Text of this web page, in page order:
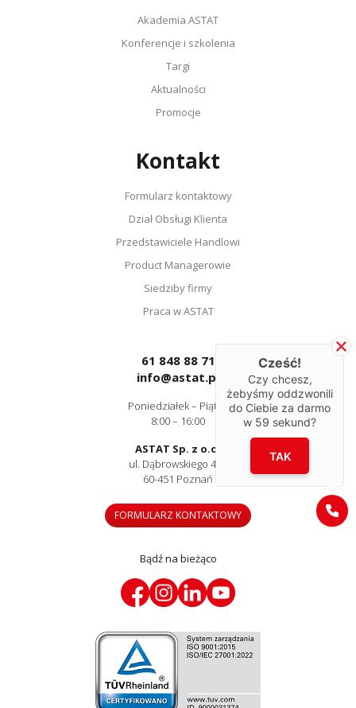
Akademia ASTAT
Konferencje i szkolenia
Targi
Aktualności
Promocje
Kontakt
Formularz kontaktowy
Dział Obsługi Klienta
Przedstawiciele Handlowi
Product Managerowie
Siedziby firmy
Praca w ASTAT
61 848 88 71
info@astat.pl
Poniedziałek – Piątek
8:00 – 16:00
ASTAT Sp. z o.o.
ul. Dąbrowskiego 441
60-451 Poznań
FORMULARZ KONTAKTOWY
Bądź na bieżąco
Cześć!
Czy chcesz,
żebyśmy oddzwonili
do Ciebie za darmo
w 59 sekund?
TAK